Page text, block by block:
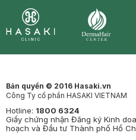
Bản quyền © 2016 Hasaki.vn
Công Ty cổ phần HASAKI VIETNAM
Hotline: 1800 6324
Giấy chứng nhận Đăng ký Kinh
hoạch và Đầu tư Thành phố Hồ